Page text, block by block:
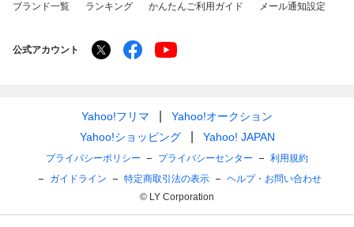
ブランド一覧 ランキング かんたんご利用ガイド メール通知設定
公式アカウント
Yahoo!フリマ
Yahoo!オークション
Yahoo!ショッピング
Yahoo! JAPAN
プライバシーポリシー プライバシーセンター
利用規約
ガイドライン
特定商取引法の表示
ヘルプ・お問い合わせ
© LY Corporation